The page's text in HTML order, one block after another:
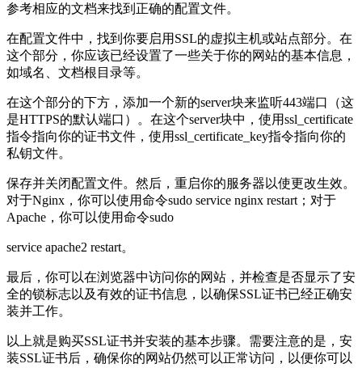
参考相应的文档来找到正确的配置文件。
在配置文件中，找到你要启用SSL的虚拟主机或站点部分。在
这个部分，你应该已经设置了一些关于你的网站的基本信息，
如域名、文档根目录等。
在这个部分的下方，添加一个新的server块来监听443端口（这
是HTTPS的默认端口）。在这个server块中，使用ssl_certificate
指令指向你的证书文件，使用ssl_certificate_key指令指向你的
私钥文件。
保存并关闭配置文件。然后，重启你的服务器以使更改生效。
对于Nginx，你可以使用命令sudo service nginx restart；对于
Apache，你可以使用命令sudo
service apache2 restart。
最后，你可以在浏览器中访问你的网站，并检查是否显示了安
全的锁标志以及有效的证书信息，以确保SSL证书已经正确安
装并工作。
以上就是购买SSL证书并安装的基本步骤。需要注意的是，安
装SSL证书后，确保你的网站仍然可以正常访问，以便你可以